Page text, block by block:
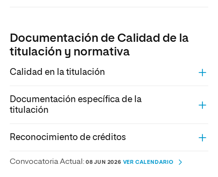
Documentación de Calidad de la
titulación y normativa
Calidad en la titulación
Documentación específica de la
titulación
Reconocimiento de créditos
Convocatoria Actual: 08 JUN 2026 VER CALENDARIO